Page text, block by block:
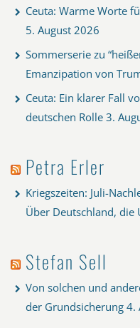
Ceuta: Warme Worte
5. August 2026
Sommerserie zu
Emanzipation von
Ceuta: Ein klarer Fall
deutschen Rolle 3.
Petra Erler
Kriegszeiten: Juli-
Über Deutschland, die
Stefan Sell
Von solchen und
der Grundsicherung 4.